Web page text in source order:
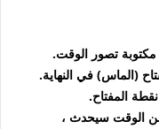
مكتوبة تصور الوقت.
(الماس) في النهاية.
المفتاح.
الوقت سيحدث ،